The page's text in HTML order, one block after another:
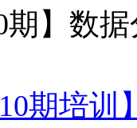
】 数
10期培